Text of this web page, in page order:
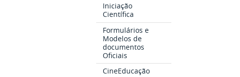
Iniciação
Científica
Formulários e
Modelos de
documentos
Oficiais
CineEducação